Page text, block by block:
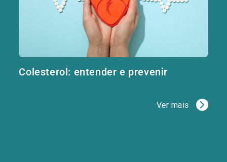
Colesterol: entender e prevenir
Ver mais